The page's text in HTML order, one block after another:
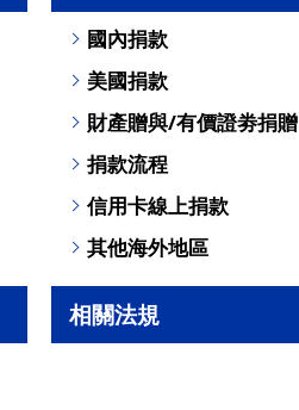
國內捐款
美國捐款
財產贈與/有價證劵捐贈
捐款流程
信用卡線上捐款
其他海外地區
相關法規